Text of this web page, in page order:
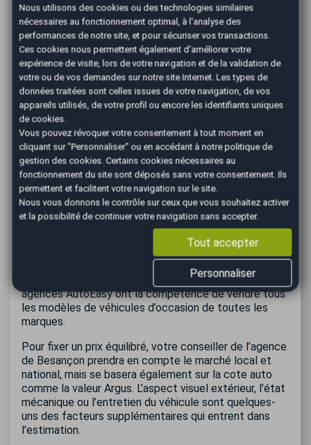
Avec notre réseau de professionnels de l’automobile,
vous vendez votre voiture en toute sécurité ! Nous
vérifions la solvabilité de l’acheteur au moment du
paiement en agence en lui demandant un chèque
certifié par sa banque. Vendre votre voiture
à Besançon avec AutoEasy est la solution 0 tracas,
contrairement à la vente de particulier à particulier.
Comment AutoEasy fixe le
prix de votre voiture ?
Lors de votre premier rendez-vous dans votre agence
AutoEasy, l’agent procédera à une expertise visuelle
de l’état de votre voiture (carrosserie, état intérieur,
pneus…) et une vérification de tous les justificatifs
administratifs indispensables pour vendre votre voiture
d’occasion (facture du véhicule, carte grise, contrôle
technique de moins de 6 mois…). Peu importe le type
de votre véhicule (SUV, citadine, utilitaires …), nos
agences AutoEasy ont la compétence de vendre tous
les modèles de véhicules d’occasion de toutes les
marques.
Pour fixer un prix équilibré, votre conseiller de l’agence
de Besançon prendra en compte le marché local et
national, mais se basera également sur la cote auto
comme la valeur Argus. L’aspect visuel extérieur, l’état
mécanique ou l’entretien du véhicule sont quelques-
uns des facteurs supplémentaires qui entrent dans
l'estimation.
Nous utilisons des cookies ou des technologies similaires
nécessaires au fonctionnement optimal, à l'analyse des
performances de notre site, et pour sécuriser vos transactions.
Ces cookies nous permettent également d'améliorer votre
expérience de visite, lors de votre navigation et de la validation de
votre ou de vos demandes sur notre site Internet. Les types de
données traitées sont celles issues de votre navigation, de vos
appareils utilisés, de votre profil ou encore les identifiants uniques
de cookies.
Vous pouvez révoquer votre consentement à tout moment en
cliquant sur "Personnaliser" ou en accédant à notre politique de
gestion des cookies. Certains cookies nécessaires au
fonctionnement du site sont déposés sans votre consentement. Ils
permettent et facilitent votre navigation sur le site.
Nous vous donnons le contrôle sur ceux que vous souhaitez activer
et la possibilité de continuer votre navigation sans accepter.
Tout accepter
Personnaliser